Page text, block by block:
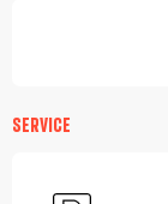
SERVICE